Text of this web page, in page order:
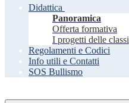
Didattica
Panoramica
Offerta formativa
I progetti delle classi
Regolamenti e Codici
Info utili e Contatti
SOS Bullismo